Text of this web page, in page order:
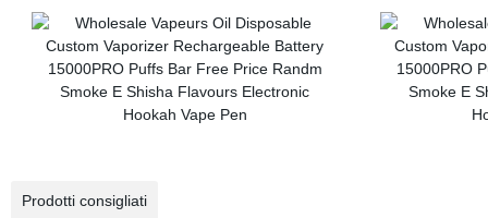
Prodotti consigliati